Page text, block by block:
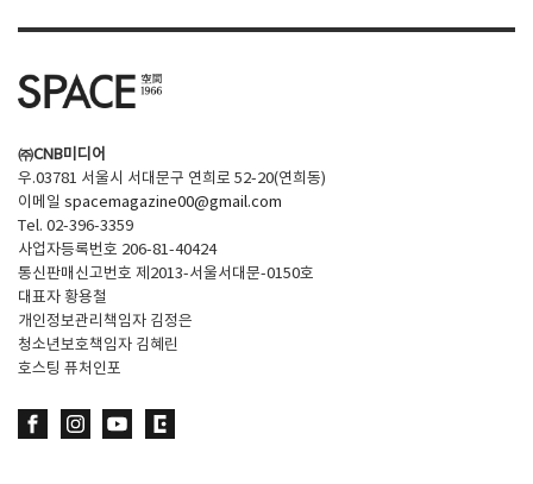
기사문의
Contact
㈜CNB미디어
우.03781 서울시 서대문구 연희로 52-20(연희동)
이메일 spacemagazine00@gmail.com
Tel. 02-396-3359
사업자등록번호 206-81-40424
통신판매신고번호 제2013-서울서대문-0150호
대표자 황용철
개인정보관리책임자 김정은
청소년보호책임자 김혜린
호스팅 퓨처인포